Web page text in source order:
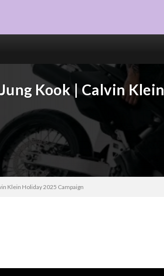
Kook | Calvin Klein
Klein Holiday 2025 Campaign